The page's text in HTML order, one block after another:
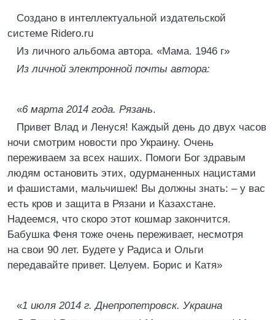
Создано в интеллектуальной издательской
системе Ridero.ru
Из личного альбома автора. «Мама. 1946 г»
Из личной электронной почты автора:
«6 марта 2014 года. Рязань.
Привет Влад и Ленуся! Каждый день до двух часов
ночи смотрим новости про Украину. Очень
переживаем за всех наших. Помоги Бог здравым
людям остановить этих, одурманенных нацистами
и фашистами, мальчишек! Вы должны знать: – у вас
есть кров и защита в Рязани и Казахстане.
Надеемся, что скоро этот кошмар закончится.
Бабушка Феня тоже очень переживает, несмотря
на свои 90 лет. Будете у Радиса и Ольги
передавайте привет. Целуем. Борис и Катя»
«1 июля 2014 г. Днепропетровск. Украина